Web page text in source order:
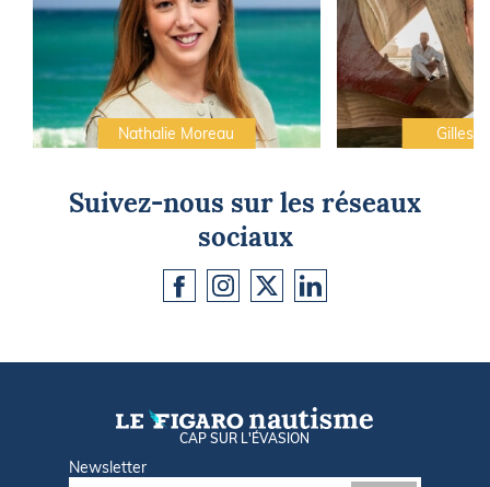
Nathalie Moreau Gilles
Suivez-nous sur les réseaux
sociaux
CAP SUR L'ÉVASION
Newsletter